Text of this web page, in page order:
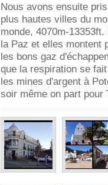
Nous avons ensuite
plus hautes villes du
monde, 4070m-
la Paz et elles montent
les bons gaz
que la respiration se
les mines d'argent à
soir même on part pour